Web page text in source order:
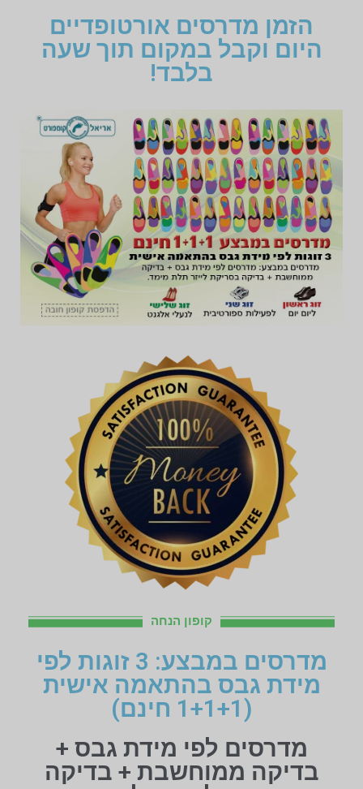
הזמן מדרסים אורטופדיים
היום וקבל במקום תוך שעה
בלבד!
קופון הנחה
מדרסים במבצע: 3 זוגות לפי
מידת גבס בהתאמה אישית
(1+1+1 חינם)
מדרסים לפי מידת גבס +
בדיקה ממוחשבת + בדיקה